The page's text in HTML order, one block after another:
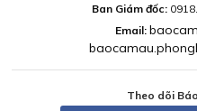
Ban Giám đốc:
Email:
Theo dõi